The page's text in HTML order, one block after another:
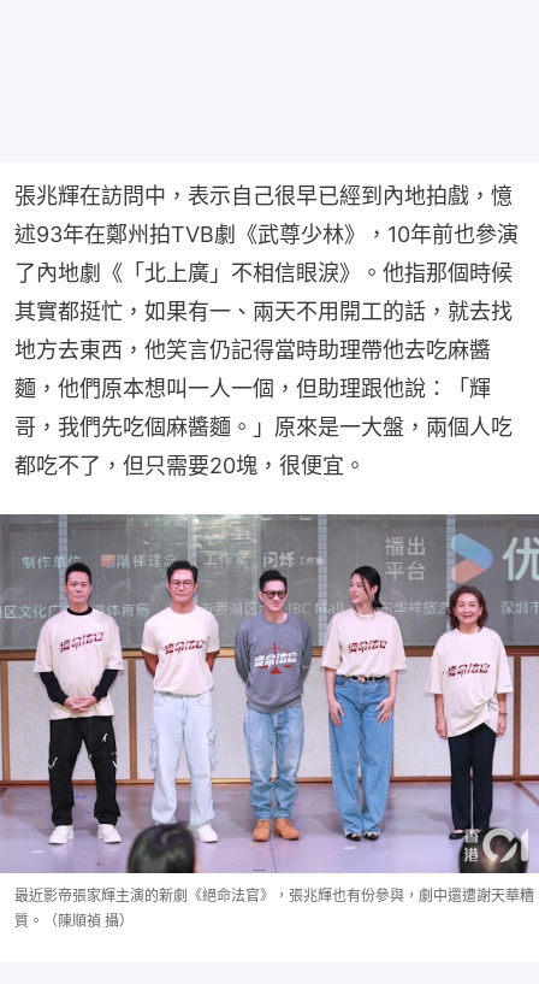
張兆輝在訪問中，表示自己很早已經到內地拍戲，憶
述93年在鄭州拍TVB劇《武尊少林》，10年前也參演
了內地劇《「北上廣」不相信眼淚》。他指那個時候
其實都挺忙，如果有一、兩天不用開工的話，就去找
地方去東西，他笑言仍記得當時助理帶他去吃麻醬
麵，他們原本想叫一人一個，但助理跟他說：「輝
哥，我們先吃個麻醬麵。」原來是一大盤，兩個人吃
都吃不了，但只需要20塊，很便宜。
最近影帝張家輝主演的新劇《絕命法官》，張兆輝也有份參與，劇中還遭謝天華糟
質。（陳順禎 攝）